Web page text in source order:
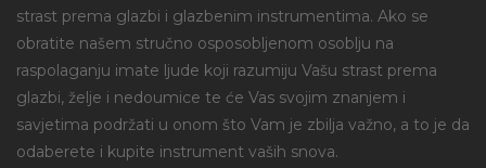
strast prema glazbi i glazbenim instrumentima. Ako se
obratite našem stručno osposobljenom osoblju na
raspolaganju imate ljude koji razumiju Vašu strast prema
glazbi, želje i nedoumice te će Vas svojim znanjem i
savjetima podržati u onom što Vam je zbilja važno, a to je da
odaberete i kupite instrument vaših snova.